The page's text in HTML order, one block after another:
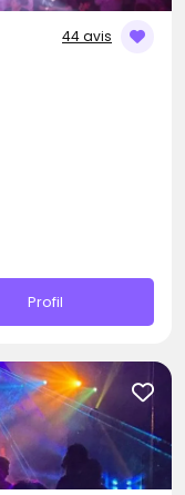
44 avis
Profil